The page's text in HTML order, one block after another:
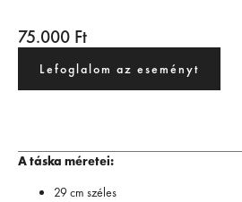
75.000 Ft
Lefoglalom az eseményt
A táska méretei:
29 cm széles